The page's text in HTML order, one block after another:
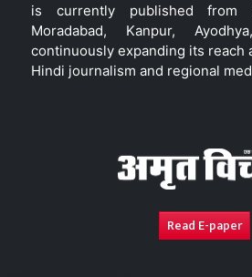
is currently published from
Moradabad, Kanpur,
continuously expanding its reach
Hindi journalism and regional
Read E-paper